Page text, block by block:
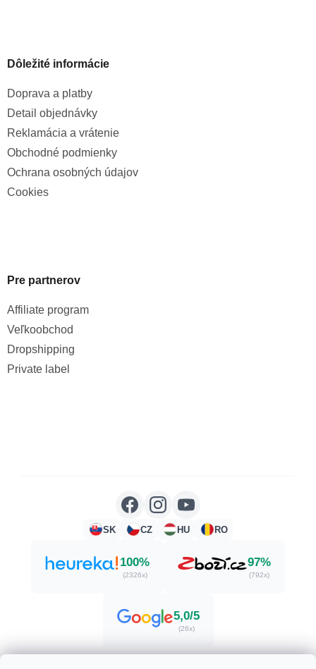
Dôležité informácie
Doprava a platby
Detail objednávky
Reklamácia a vrátenie
Obchodné podmienky
Ochrana osobných údajov
Cookies
Pre partnerov
Affiliate program
Veľkoobchod
Dropshipping
Private label
SK CZ HU RO
100%
(2326x)
97%
(792x)
5,0/5
(26x)